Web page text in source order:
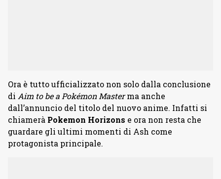
Ora è tutto ufficializzato non solo dalla conclusione
di Aim to be a Pokémon Masterma anche
dall’annuncio del titolo del nuovo anime. Infatti si
chiamerà Pokemon Horizons e ora non resta che
guardare gli ultimi momenti di Ash come
protagonista principale.